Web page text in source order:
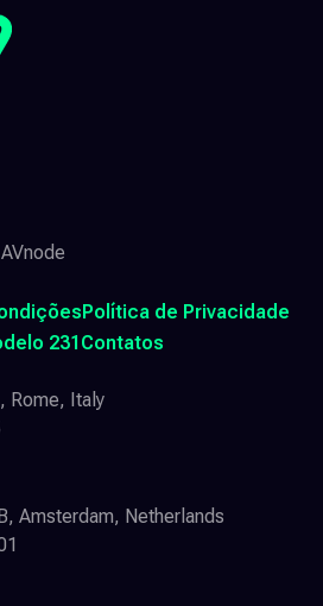
Política de Privacidade
231 Contatos
Rome, Italy
Amsterdam, Netherlands